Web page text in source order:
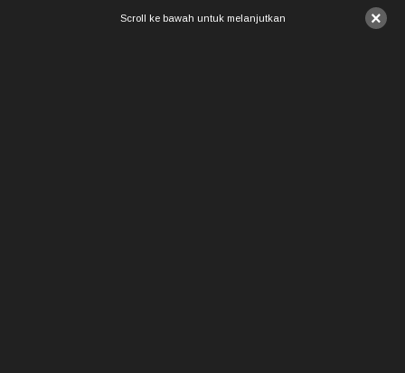
×
Scroll ke bawah untuk melanjutkan